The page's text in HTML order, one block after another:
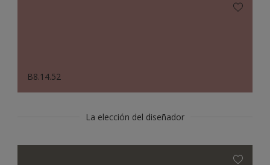
B8.14.52
La elección del diseñador